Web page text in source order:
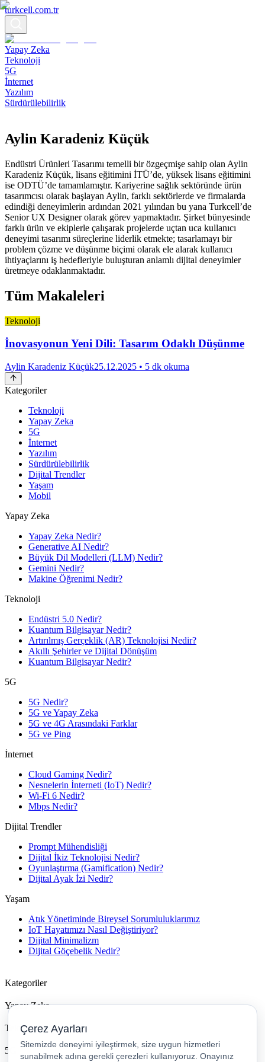
turkcell.com.tr
Yapay Zeka
Teknoloji
5G
İnternet
Yazılım
Sürdürülebilirlik
Aylin Karadeniz Küçük
Endüstri Ürünleri Tasarımı temelli bir özgeçmişe sahip olan Aylin
Karadeniz Küçük, lisans eğitimini İTÜ’de, yüksek lisans eğitimini
ise ODTÜ’de tamamlamıştır. Kariyerine sağlık sektöründe ürün
tasarımcısı olarak başlayan Aylin, farklı sektörlerde ve firmalarda
edindiği deneyimlerin ardından 2021 yılından bu yana Turkcell’de
Senior UX Designer olarak görev yapmaktadır. Şirket bünyesinde
farklı ürün ve ekiplerle çalışarak projelerde uçtan uca kullanıcı
deneyimi tasarımı süreçlerine liderlik etmekte; tasarlamayı bir
problem çözme ve düşünme biçimi olarak ele alarak kullanıcı
ihtiyaçlarını iş hedefleriyle buluşturan anlamlı dijital deneyimler
üretmeye odaklanmaktadır.​
Tüm Makaleleri
Teknoloji
İnovasyonun Yeni Dili: Tasarım Odaklı Düşünme
Aylin Karadeniz Küçük25.12.2025 • 5 dk okuma
Kategoriler
Teknoloji
Yapay Zeka
5G
İnternet
Yazılım
Sürdürülebilirlik
Dijital Trendler
Yaşam
Mobil
Yapay Zeka
Yapay Zeka Nedir?
Generative AI Nedir?
Büyük Dil Modelleri (LLM) Nedir?
Gemini Nedir?
Makine Öğrenimi Nedir?
Teknoloji
Endüstri 5.0 Nedir?
Kuantum Bilgisayar Nedir?
Artırılmış Gerçeklik (AR) Teknolojisi Nedir?
Akıllı Şehirler ve Dijital Dönüşüm
Kuantum Bilgisayar Nedir?
5G
5G Nedir?
5G ve Yapay Zeka
5G ve 4G Arasındaki Farklar
5G ve Ping
İnternet
Cloud Gaming Nedir?
Nesnelerin İnterneti (IoT) Nedir?
Wi-Fi 6 Nedir?
Mbps Nedir?
Dijital Trendler
Prompt Mühendisliği
Dijital İkiz Teknolojisi Nedir?
Oyunlaştırma (Gamification) Nedir?
Dijital Ayak İzi Nedir?
Yaşam
Atık Yönetiminde Bireysel Sorumluluklarımız
IoT Hayatımızı Nasıl Değiştiriyor?
Dijital Minimalizm
Dijital Göçebelik Nedir?
Kategoriler
Yapay Zeka
Teknoloji
5G